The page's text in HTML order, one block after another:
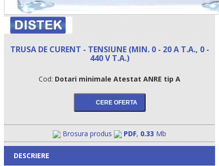
TRUSA DE CURENT - TENSIUNE (MIN. 0 - 20 A T.A., 0 -
440 V T.A.)
Cod: Dotari minimale Atestat ANRE tip A
Brosura produs PDF, 0.33 Mb
DESCRIERE